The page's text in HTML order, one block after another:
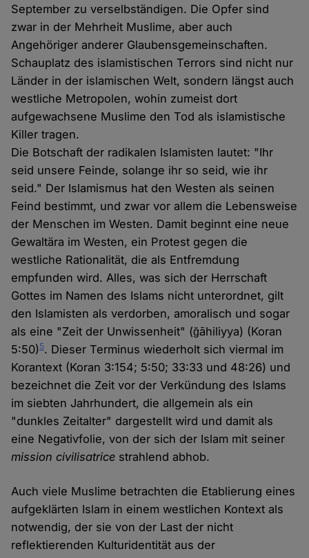
September zu verselbständigen. Die Opfer sind
zwar in der Mehrheit Muslime, aber auch
Angehöriger anderer Glaubensgemeinschaften.
Schauplatz des islamistischen Terrors sind nicht nur
Länder in der islamischen Welt, sondern längst auch
westliche Metropolen, wohin zumeist dort
aufgewachsene Muslime den Tod als islamistische
Killer tragen.
Die Botschaft der radikalen Islamisten lautet: "Ihr
seid unsere Feinde, solange ihr so seid, wie ihr
seid." Der Islamismus hat den Westen als seinen
Feind bestimmt, und zwar vor allem die Lebensweise
der Menschen im Westen. Damit beginnt eine neue
Gewaltära im Westen, ein Protest gegen die
westliche Rationalität, die als Entfremdung
empfunden wird. Alles, was sich der Herrschaft
Gottes im Namen des Islams nicht unterordnet, gilt
den Islamisten als verdorben, amoralisch und sogar
als eine "Zeit der Unwissenheit" (ğāhiliyya) (Koran
5:50)5. Dieser Terminus wiederholt sich viermal im
Korantext (Koran 3:154; 5:50; 33:33 und 48:26) und
bezeichnet die Zeit vor der Verkündung des Islams
im siebten Jahrhundert, die allgemein als ein
"dunkles Zeitalter" dargestellt wird und damit als
eine Negativfolie, von der sich der Islam mit seiner
mission civilisatrice strahlend abhob.
Auch viele Muslime betrachten die Etablierung eines
aufgeklärten Islam in einem westlichen Kontext als
notwendig, der sie von der Last der nicht
reflektierenden Kulturidentität aus der